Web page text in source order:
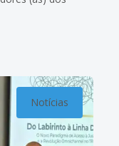
Tribunal
Notícias